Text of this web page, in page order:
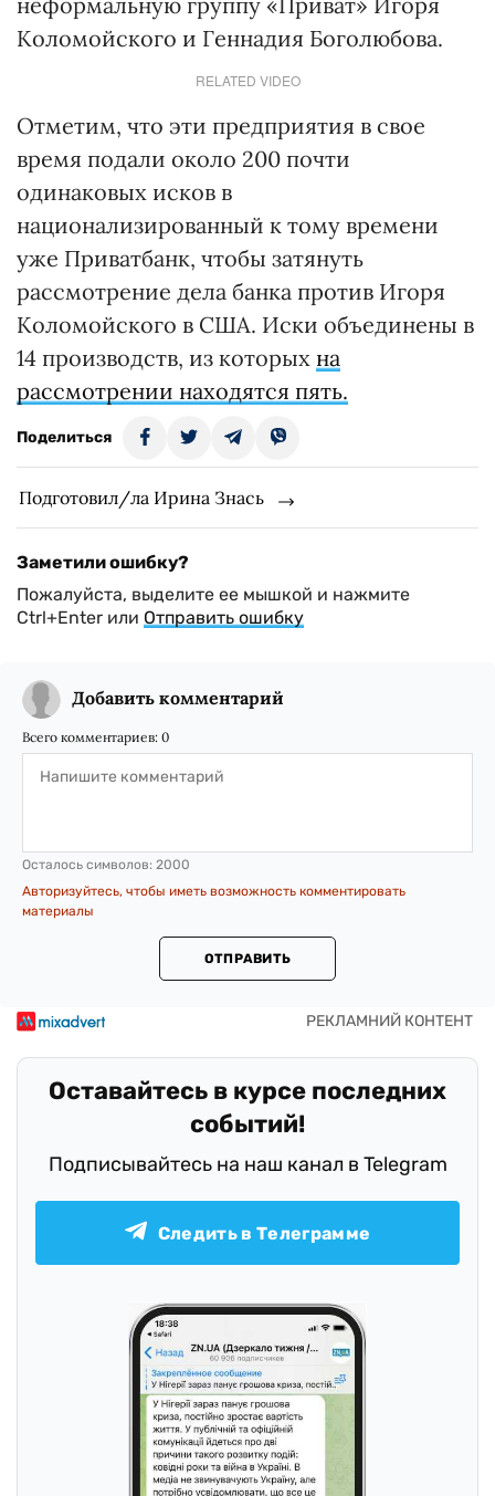
Коломойского и Геннадия Боголюбова.
RELATED VIDEO
Отметим, что эти предприятия в свое
время подали около 200 почти
одинаковых исков в
национализированный к тому времени
уже Приватбанк, чтобы затянуть
рассмотрение дела банка против Игоря
Коломойского в США. Иски объединены в
14 производств, из которых на
рассмотрении находятся пять.
Поделиться
Подготовил/ла Ирина Знась
Заметили ошибку?
Пожалуйста, выделите ее мышкой и нажмите
Ctrl+Enter или Отправить ошибку
Добавить комментарий
Всего комментариев: 0
Осталось символов: 2000
Авторизуйтесь, чтобы иметь возможность комментировать
материалы
ОТПРАВИТЬ
Оставайтесь в курсе последних
событий!
Подписывайтесь на наш канал в Telegram
Следить в Телеграмме